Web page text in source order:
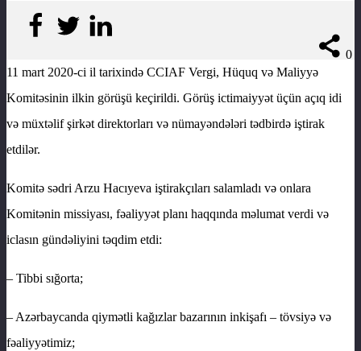
0
11 mart 2020-ci il tarixində CCIAF Vergi, Hüquq və Maliyyə
Komitəsinin ilkin görüşü keçirildi. Görüş ictimaiyyət üçün açıq idi
və müxtəlif şirkət direktorları və nümayəndələri tədbirdə iştirak
etdilər.
Komitə sədri Arzu Hacıyeva iştirakçıları salamladı və onlara
Komitənin missiyası, fəaliyyət planı haqqında məlumat verdi və
iclasın gündəliyini təqdim etdi:
– Tibbi sığorta;
– Azərbaycanda qiymətli kağızlar bazarının inkişafı – tövsiyə və
fəaliyyətimiz;